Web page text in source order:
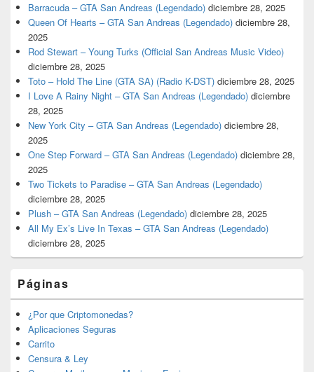
Barracuda – GTA San Andreas (Legendado) diciembre 28, 2025
Queen Of Hearts – GTA San Andreas (Legendado) diciembre 28,
2025
Rod Stewart – Young Turks (Official San Andreas Music Video)
diciembre 28, 2025
Toto – Hold The Line (GTA SA) (Radio K-DST) diciembre 28, 2025
I Love A Rainy Night – GTA San Andreas (Legendado) diciembre
28, 2025
New York City – GTA San Andreas (Legendado) diciembre 28,
2025
One Step Forward – GTA San Andreas (Legendado) diciembre 28,
2025
Two Tickets to Paradise – GTA San Andreas (Legendado)
diciembre 28, 2025
Plush – GTA San Andreas (Legendado) diciembre 28, 2025
All My Ex’s Live In Texas – GTA San Andreas (Legendado)
diciembre 28, 2025
Páginas
¿Por que Criptomonedas?
Aplicaciones Seguras
Carrito
Censura & Ley